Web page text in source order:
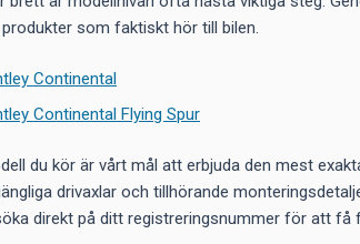
som faktiskt hör till bilen.
Continental
Continental Flying Spur
du kör är vårt mål att erbjuda den mest
drivaxlar och tillhörande
direkt på ditt registreringsnummer för att få